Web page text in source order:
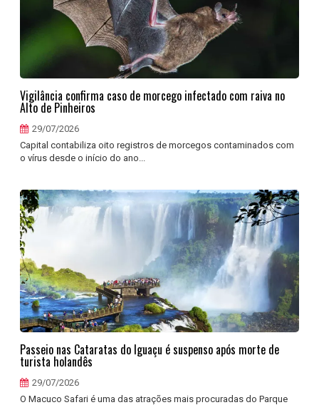
Vigilância confirma caso de morcego infectado com raiva no
Alto de Pinheiros
29/07/2026
Capital contabiliza oito registros de morcegos contaminados com
o vírus desde o início do ano...
Passeio nas Cataratas do Iguaçu é suspenso após morte de
turista holandês
29/07/2026
O Macuco Safari é uma das atrações mais procuradas do Parque